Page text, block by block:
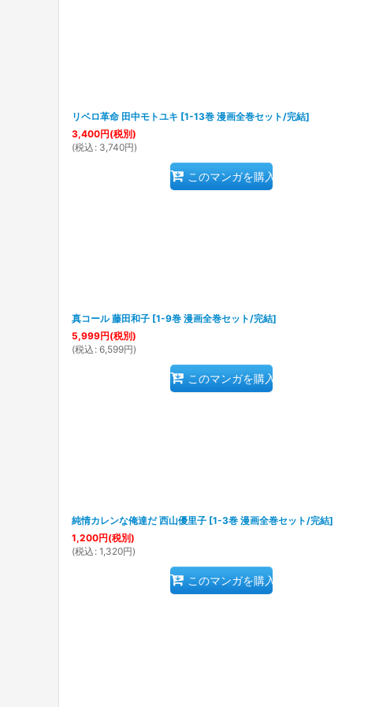
リベロ革命 田中モトユキ [1-13巻 漫画全巻セット/完結]
3,400円(税別)
(税込 : 3,740円)
このマンガを購入
真コール 藤田和子 [1-9巻 漫画全巻セット/完結]
5,999円(税別)
(税込 : 6,599円)
このマンガを購入
純情カレンな俺達だ 西山優里子 [1-3巻 漫画全巻セット/完結]
1,200円(税別)
(税込 : 1,320円)
このマンガを購入